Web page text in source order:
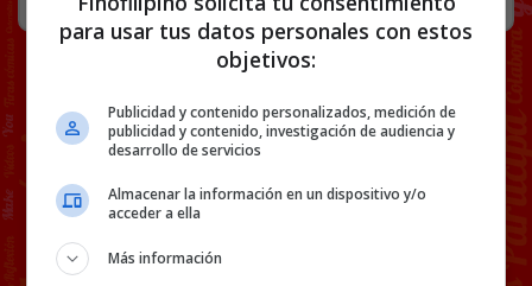
para usar tus datos personales con estos
objetivos:
Publicidad y contenido personalizados, medición de
publicidad y contenido, investigación de audiencia y
desarrollo de servicios
Almacenar la información en un dispositivo y/o
acceder a ella
Más información